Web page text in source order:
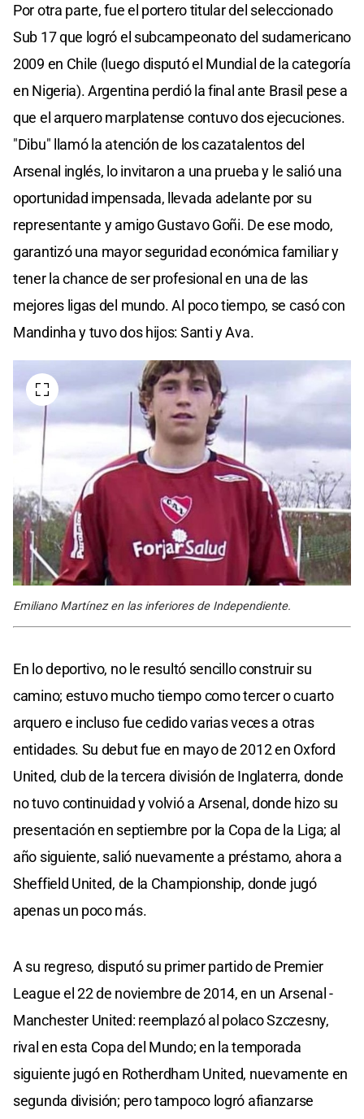
Por otra parte, fue el portero titular del seleccionado
Sub 17 que logró el subcampeonato del sudamericano
2009 en Chile (luego disputó el Mundial de la categoría
en Nigeria). Argentina perdió la final ante Brasil pese a
que el arquero marplatense contuvo dos ejecuciones.
"Dibu" llamó la atención de los cazatalentos del
Arsenal inglés, lo invitaron a una prueba y le salió una
oportunidad impensada, llevada adelante por su
representante y amigo Gustavo Goñi. De ese modo,
garantizó una mayor seguridad económica familiar y
tener la chance de ser profesional en una de las
mejores ligas del mundo. Al poco tiempo, se casó con
Mandinha y tuvo dos hijos: Santi y Ava.
Emiliano Martínez en las inferiores de Independiente.
En lo deportivo, no le resultó sencillo construir su
camino; estuvo mucho tiempo como tercer o cuarto
arquero e incluso fue cedido varias veces a otras
entidades. Su debut fue en mayo de 2012 en Oxford
United, club de la tercera división de Inglaterra, donde
no tuvo continuidad y volvió a Arsenal, donde hizo su
presentación en septiembre por la Copa de la Liga; al
año siguiente, salió nuevamente a préstamo, ahora a
Sheffield United, de la Championship, donde jugó
apenas un poco más.
A su regreso, disputó su primer partido de Premier
League el 22 de noviembre de 2014, en un Arsenal -
Manchester United: reemplazó al polaco Szczesny,
rival en esta Copa del Mundo; en la temporada
siguiente jugó en Rotherdham United, nuevamente en
segunda división; pero tampoco logró afianzarse